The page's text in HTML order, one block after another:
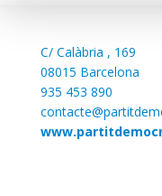
C/ Calàbria , 169
08015 Barcelona
935 453 890